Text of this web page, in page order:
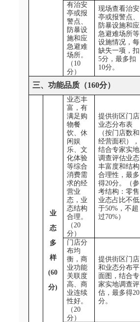
有治安
亭或报
警点、
防暴设
施和应
急避难
场所。
（ 10
分）
现场查看治安
亭或报警点、
防暴设施和应
急避难场所等
设施情况，每
缺失一项，扣
5分，最多扣
10分。
三、功能品质（160分）
业
态
多
样
(60
分)
业态丰
富，有
满足购
物餐
饮、休
闲娱
乐、文
化体验
等综合
消费需
求的经
营业
态，业
态结构
合理。
（ 20
分）
提供街区门店
业态分布表
（按门店数和
经营面积），
结合专家实地
调查评估业态
丰富度和结构
合理性，最多
得20分。（参
考结构：零售
业态占比不低
于50%，不超
过70%）
门店分
布均
衡，商
业功能
关联度
高、商
业连续
性好。
（ 20
分）
提供街区门店
和业态分布平
面图，结合专
家实地调查评
估，最多得20
分。